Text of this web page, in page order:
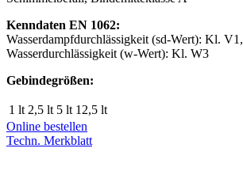
Kenndaten EN 1062:
Wasserdampfdurchlässigkeit (sd-Wert): Kl. V1,
Wasserdurchlässigkeit (w-Wert): Kl. W3
Gebindegrößen:
1 lt 2,5 lt 5 lt 12,5 lt
Online bestellen
Techn. Merkblatt